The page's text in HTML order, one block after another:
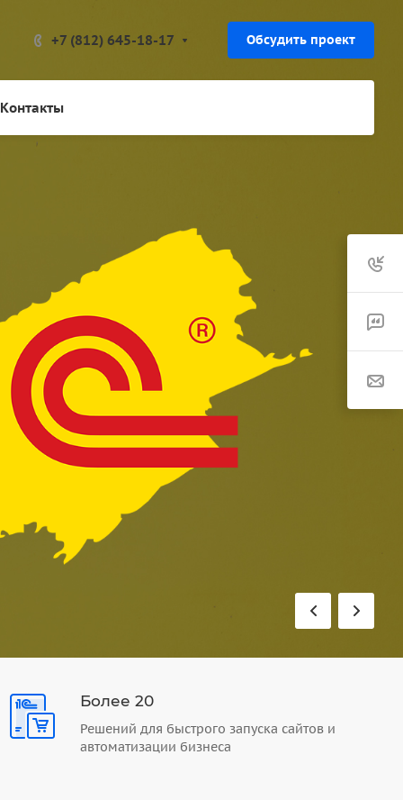
+7 (812) 645-18-17 Обсудить проект
Контакты
Более 20
Решений для быстрого запуска сайтов и
автоматизации бизнеса